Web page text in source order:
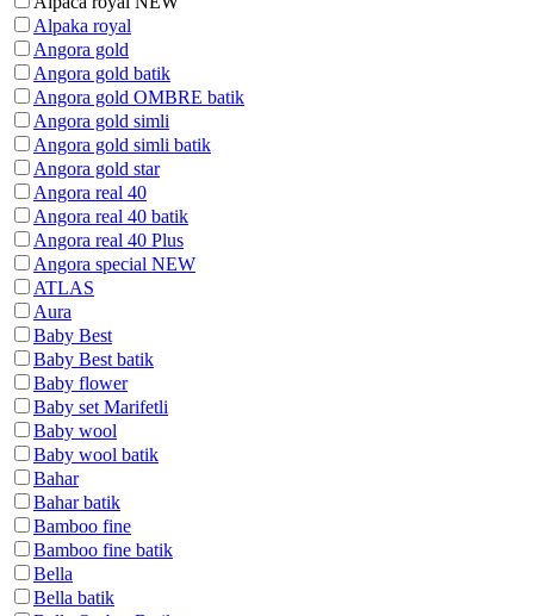
Alpaka royal
Angora gold
Angora gold batik
Angora gold OMBRE batik
Angora gold simli
Angora gold simli batik
Angora gold star
Angora real 40
Angora real 40 batik
Angora real 40 Plus
Angora special NEW
ATLAS
Aura
Baby Best
Baby Best batik
Baby flower
Baby set Marifetli
Baby wool
Baby wool batik
Bahar
Bahar batik
Bamboo fine
Bamboo fine batik
Bella
Bella batik